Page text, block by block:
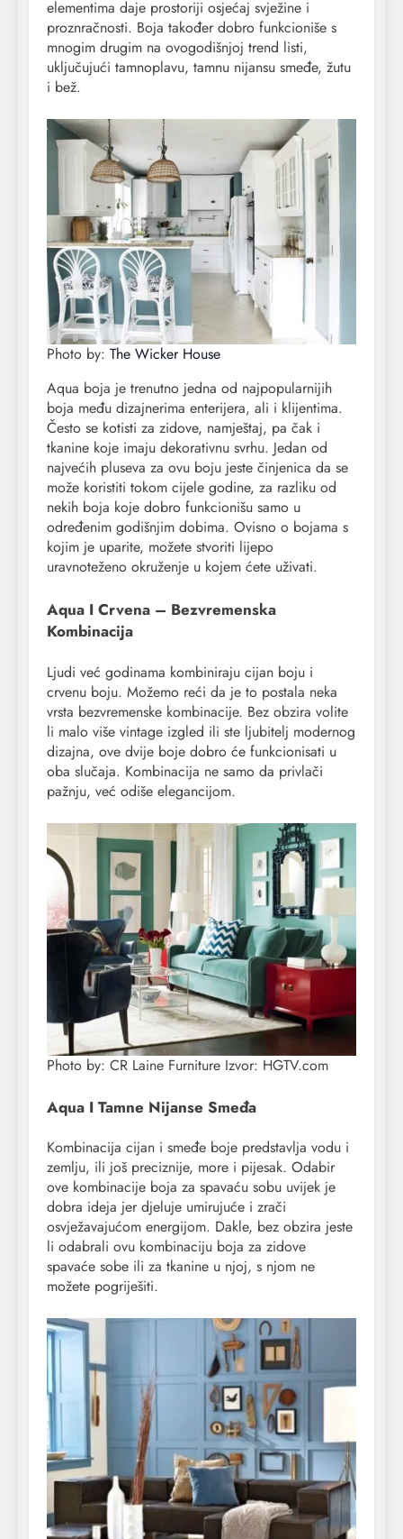
elementima daje prostoriji osjećaj svježine i
proznračnosti. Boja također dobro funkcioniše s
mnogim drugim na ovogodišnjoj trend listi,
uključujući tamnoplavu, tamnu nijansu smeđe, žutu
i bež.
Photo by: The Wicker House
Aqua boja je trenutno jedna od najpopularnijih
boja među dizajnerima enterijera, ali i klijentima.
Često se kotisti za zidove, namještaj, pa čak i
tkanine koje imaju dekorativnu svrhu. Jedan od
najvećih pluseva za ovu boju jeste činjenica da se
može koristiti tokom cijele godine, za razliku od
nekih boja koje dobro funkcionišu samo u
određenim godišnjim dobima. Ovisno o bojama s
kojim je uparite, možete stvoriti lijepo
uravnoteženo okruženje u kojem ćete uživati.
Aqua I Crvena – Bezvremenska
Kombinacija
Ljudi već godinama kombiniraju cijan boju i
crvenu boju. Možemo reći da je to postala neka
vrsta bezvremenske kombinacije. Bez obzira volite
li malo više vintage izgled ili ste ljubitelj modernog
dizajna, ove dvije boje dobro će funkcionisati u
oba slučaja. Kombinacija ne samo da privlači
pažnju, već odiše elegancijom.
Photo by: CR Laine Furniture Izvor: HGTV.com
Aqua I Tamne Nijanse Smeđa
Kombinacija cijan i smeđe boje predstavlja vodu i
zemlju, ili još preciznije, more i pijesak. Odabir
ove kombinacije boja za spavaću sobu uvijek je
dobra ideja jer djeluje umirujuće i zrači
osvježavajućom energijom. Dakle, bez obzira jeste
li odabrali ovu kombinaciju boja za zidove
spavaće sobe ili za tkanine u njoj, s njom ne
možete pogriješiti.